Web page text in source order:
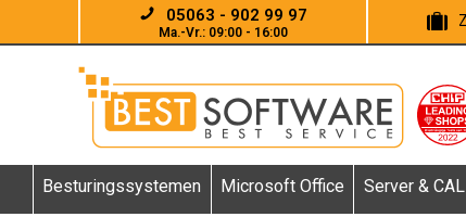
05063 - 902 99 97
Ma.-Vr.: 09:00 - 16:00
Besturingssystemen Microsoft Office Server & CAL